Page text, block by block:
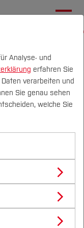
Quicklinks
Analyse- und
erfahren Sie
verarbeiten und
Sie genau sehen
welche Sie